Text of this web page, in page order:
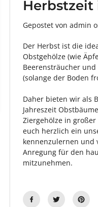
Herbstzeit
Gepostet von admin
Der Herbst ist die
Obstgehölze (wie
Beerensträucher
(solange der Boden
Daher bieten wir als
Jahreszeit
Ziergehölze in
euch herzlich ein
kennenzulernen und
Anregung für den
mitzunehmen.